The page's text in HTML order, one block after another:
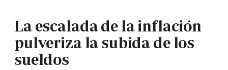
La escalada de la inflación
pulveriza la subida de los
sueldos